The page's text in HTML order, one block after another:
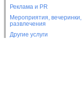
Реклама и PR
Мероприятия, вечеринки,
развлечения
Другие услуги